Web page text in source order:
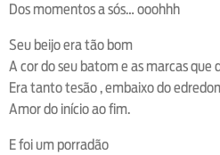
Dos momentos a sós… ooohhh
Seu beijo era tão bom
A cor do seu batom e as marcas que
Era tanto tesão , embaixo do
Amor do início ao fim.
E foi um porradão